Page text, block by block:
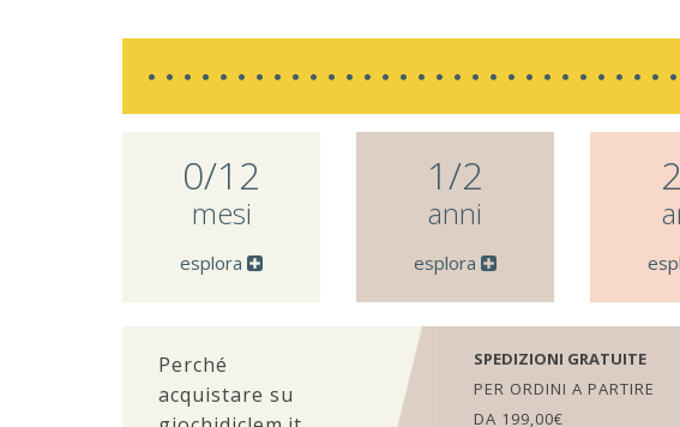
0/12
mesi
esplora
1/2
anni
esplora
Perché
acquistare su
SPEDIZIONI GRATUITE
PER ORDINI A PARTIRE
DA 199,00€